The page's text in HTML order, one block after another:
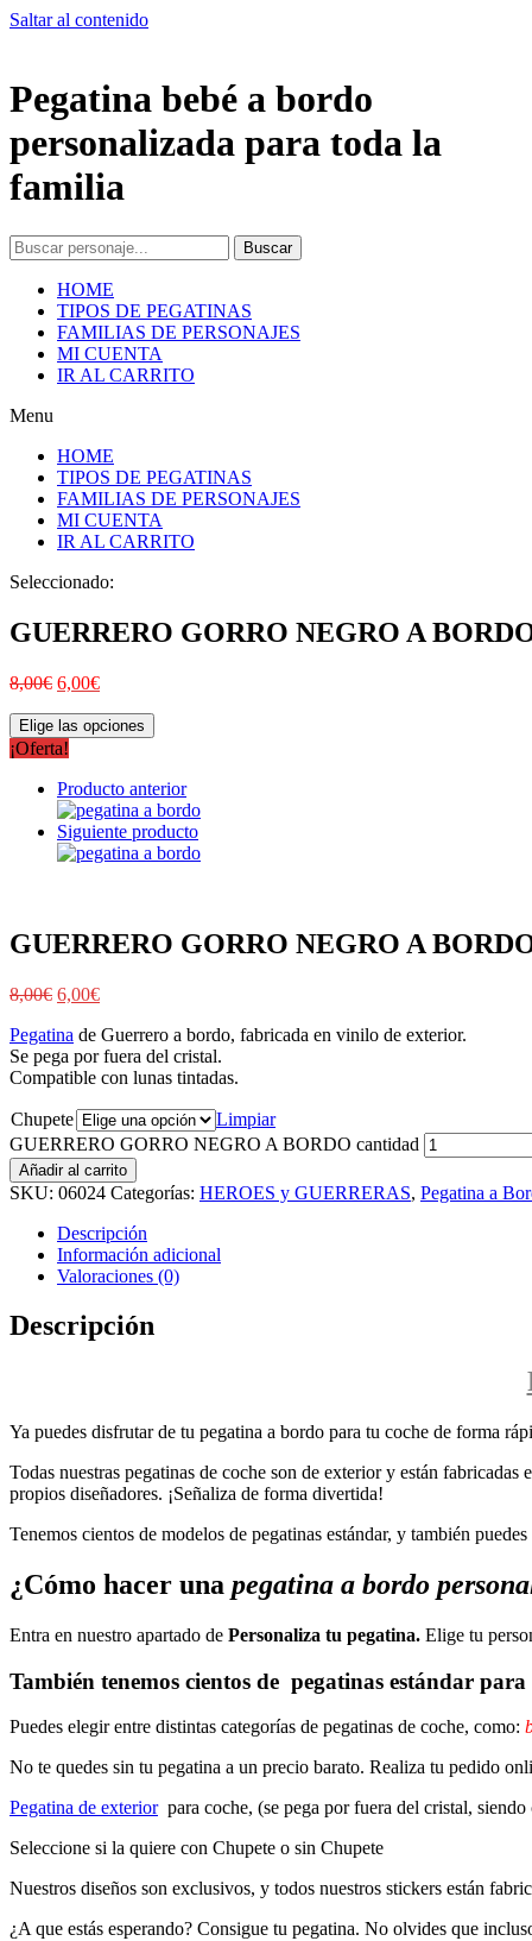
Saltar al contenido
Pegatina bebé a bordo
personalizada para toda la
familia
Buscar
HOME
TIPOS DE PEGATINAS
FAMILIAS DE PERSONAJES
MI CUENTA
IR AL CARRITO
Menu
HOME
TIPOS DE PEGATINAS
FAMILIAS DE PERSONAJES
MI CUENTA
IR AL CARRITO
Seleccionado:
GUERRERO GORRO NEGRO A
8,00€ 6,00€
Elige las opciones
¡Oferta!
Producto anterior
Siguiente producto
GUERRERO GORRO NEGRO A
8,00€ 6,00€
Pegatina de Guerrero a bordo, fabricada en vinilo de exterior.
Se pega por fuera del cristal.
Compatible con lunas tintadas.
Chupete
Limpiar
GUERRERO GORRO NEGRO A BORDO cantidad
Añadir al carrito
SKU: 06024 Categorías: HEROES y GUERRERAS, Pegatina a
Descripción
Información adicional
Valoraciones (0)
Descripción
Ya puedes disfrutar de tu pegatina a bordo para tu coche de forma
Todas nuestras pegatinas de coche son de exterior y están
propios diseñadores. ¡Señaliza de forma divertida!
Tenemos cientos de modelos de pegatinas estándar, y también
¿Cómo hacer una pegatina a bordo
Entra en nuestro apartado de Personaliza tu pegatina. Elige tu
También tenemos cientos de pegatinas estándar para
Puedes elegir entre distintas categorías de pegatinas de coche, como:
No te quedes sin tu pegatina a un precio barato. Realiza tu pedido
Pegatina de exteriorpara coche, (se pega por fuera del cristal,
Seleccione si la quiere con Chupete o sin Chupete
Nuestros diseños son exclusivos, y todos nuestros stickers están
¿A que estás esperando? Consigue tu pegatina. No olvides que